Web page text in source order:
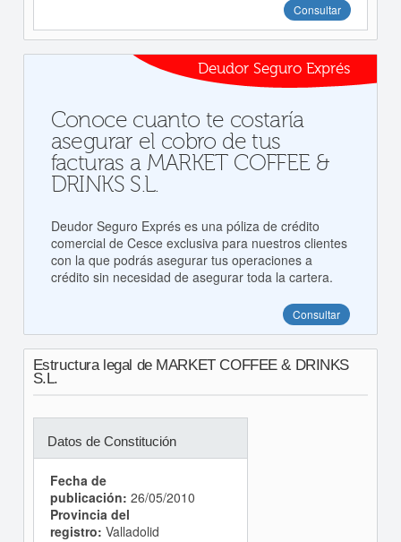
Consultar
Deudor Seguro Exprés
Conoce cuanto te costaría
asegurar el cobro de tus
facturas a MARKET COFFEE &
DRINKS S.L.
Deudor Seguro Exprés es una póliza de crédito
comercial de Cesce exclusiva para nuestros clientes
con la que podrás asegurar tus operaciones a
crédito sin necesidad de asegurar toda la cartera.
Consultar
Estructura legal de MARKET COFFEE & DRINKS
S.L.
Datos de Constitución
Fecha de
publicación: 26/05/2010
Provincia del
registro: Valladolid